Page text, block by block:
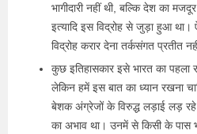
भागीदारी नहीं थी, बल्कि देश का
इत्यादि इस विद्रोह से जुड़ा हुआ
विद्रोह करार देना तर्कसंगत प्रतीत
कुछ इतिहासकार इसे भारत का पहला
लेकिन हमें इस बात का ध्यान रखना
बेशक अंग्रेजों के विरुद्ध लड़ाई लड़ रहे
का अभाव था। उनमें से किसी के पास